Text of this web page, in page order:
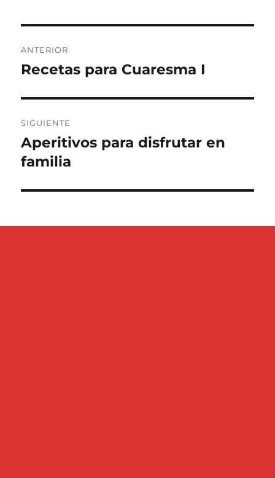
de
ANTERIOR
Entrada
Recetas para Cuaresma I
SIGUIENTE
Entrada
siguiente:
Aperitivos para disfrutar en
familia